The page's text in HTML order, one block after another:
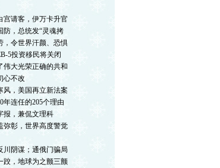
宫请客，伊万卡升官
防，总统发“灵魂拷
，令世界汗颜、恐惧
5投资移民将关闭
伟大光荣正确的共和
心不改
风，美国再立新法案
年连任的205个理由
报，兼侃文理科
弥彰，世界高度警觉
川阴谋；通俄门骗局
跤，地球为之颤三颤